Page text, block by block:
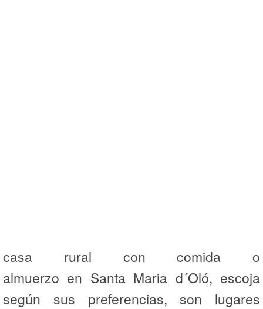
casa rural con comida o
almuerzo en Santa Maria d´Oló, escoja
según sus preferencias, son lugares